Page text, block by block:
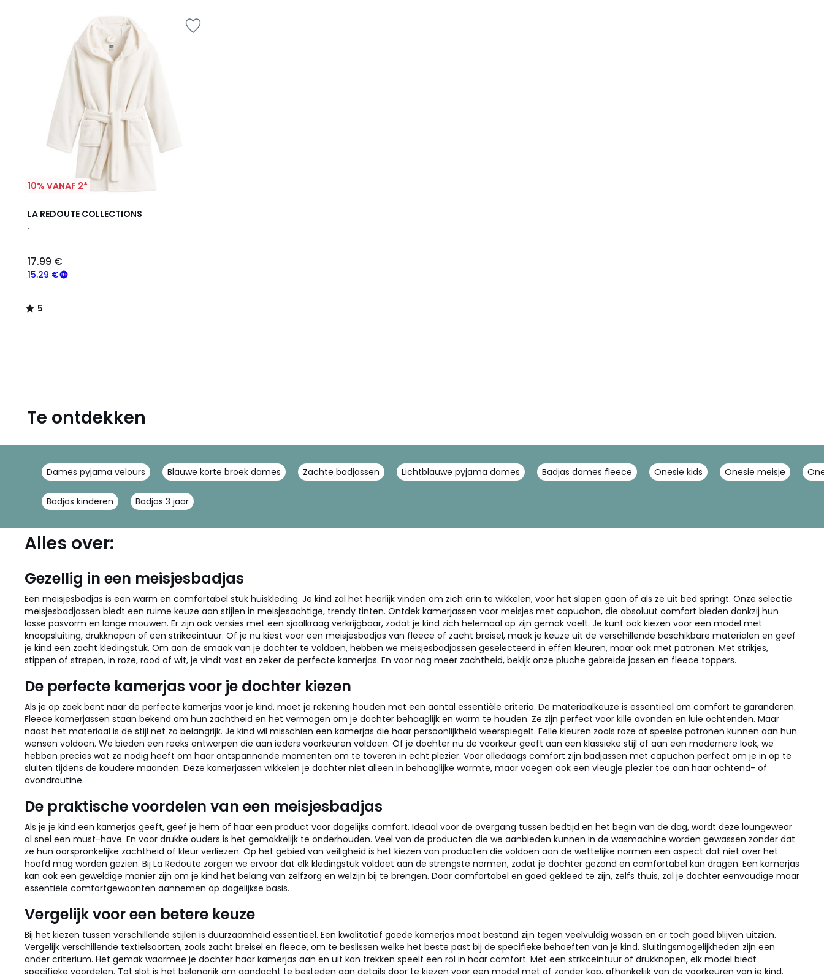
10% VANAF 2*
LA REDOUTE COLLECTIONS
.
15.29 €
17.99 €
5
5
/
Te ontdekken
Dames pyjama velours Blauwe korte broek dames Zachte badjassen Lichtblauwe pyjama dames Badjas dames fleece Onesie kids Onesie meisje
Badjas kinderen Badjas 3 jaar
Alles over:
Gezellig in een meisjesbadjas
Een meisjesbadjas is een warm en comfortabel stuk huiskleding. Je kind zal het heerlijk vinden om zich erin te wikkelen, voor het slapen gaan of als ze uit bed springt. Onze selectie
meisjesbadjassen biedt een ruime keuze aan stijlen in meisjesachtige, trendy tinten. Ontdek kamerjassen voor meisjes met capuchon, die absoluut comfort bieden dankzij hun
losse pasvorm en lange mouwen. Er zijn ook versies met een sjaalkraag verkrijgbaar, zodat je kind zich helemaal op zijn gemak voelt. Je kunt ook kiezen voor een model met
knoopsluiting, drukknopen of een strikceintuur. Of je nu kiest voor een meisjesbadjas van fleece of zacht breisel, maak je keuze uit de verschillende beschikbare materialen en geef
je kind een zacht kledingstuk. Om aan de smaak van je dochter te voldoen, hebben we meisjesbadjassen geselecteerd in effen kleuren, maar ook met patronen. Met strikjes,
stippen of strepen, in roze, rood of wit, je vindt vast en zeker de perfecte kamerjas. En voor nog meer zachtheid, bekijk onze pluche gebreide jassen en fleece toppers.
De perfecte kamerjas voor je dochter kiezen
Als je op zoek bent naar de perfecte kamerjas voor je kind, moet je rekening houden met een aantal essentiële criteria. De materiaalkeuze is essentieel om comfort te garanderen.
Fleece kamerjassen staan bekend om hun zachtheid en het vermogen om je dochter behaaglijk en warm te houden. Ze zijn perfect voor kille avonden en luie ochtenden. Maar
naast het materiaal is de stijl net zo belangrijk. Je kind wil misschien een kamerjas die haar persoonlijkheid weerspiegelt. Felle kleuren zoals roze of speelse patronen kunnen aan hun
wensen voldoen. We bieden een reeks ontwerpen die aan ieders voorkeuren voldoen. Of je dochter nu de voorkeur geeft aan een klassieke stijl of aan een modernere look, we
hebben precies wat ze nodig heeft om haar ontspannende momenten om te toveren in echt plezier. Voor alledaags comfort zijn badjassen met capuchon perfect om je in op te
sluiten tijdens de koudere maanden. Deze kamerjassen wikkelen je dochter niet alleen in behaaglijke warmte, maar voegen ook een vleugje plezier toe aan haar ochtend- of
avondroutine.
De praktische voordelen van een meisjesbadjas
Als je je kind een kamerjas geeft, geef je hem of haar een product voor dagelijks comfort. Ideaal voor de overgang tussen bedtijd en het begin van de dag, wordt deze loungewear
al snel een must-have. En voor drukke ouders is het gemakkelijk te onderhouden. Veel van de producten die we aanbieden kunnen in de wasmachine worden gewassen zonder dat
ze hun oorspronkelijke zachtheid of kleur verliezen. Op het gebied van veiligheid is het kiezen van producten die voldoen aan de wettelijke normen een aspect dat niet over het
hoofd mag worden gezien. Bij La Redoute zorgen we ervoor dat elk kledingstuk voldoet aan de strengste normen, zodat je dochter gezond en comfortabel kan dragen. Een kamerjas
kan ook een geweldige manier zijn om je kind het belang van zelfzorg en welzijn bij te brengen. Door comfortabel en goed gekleed te zijn, zelfs thuis, zal je dochter eenvoudige maar
essentiële comfortgewoonten aannemen op dagelijkse basis.
Vergelijk voor een betere keuze
Bij het kiezen tussen verschillende stijlen is duurzaamheid essentieel. Een kwalitatief goede kamerjas moet bestand zijn tegen veelvuldig wassen en er toch goed blijven uitzien.
Vergelijk verschillende textielsoorten, zoals zacht breisel en fleece, om te beslissen welke het beste past bij de specifieke behoeften van je kind. Sluitingsmogelijkheden zijn een
ander criterium. Het gemak waarmee je dochter haar kamerjas aan en uit kan trekken speelt een rol in haar comfort. Met een strikceintuur of drukknopen, elk model biedt
specifieke voordelen. Tot slot is het belangrijk om aandacht te besteden aan details door te kiezen voor een model met of zonder kap, afhankelijk van de voorkeuren van je kind.